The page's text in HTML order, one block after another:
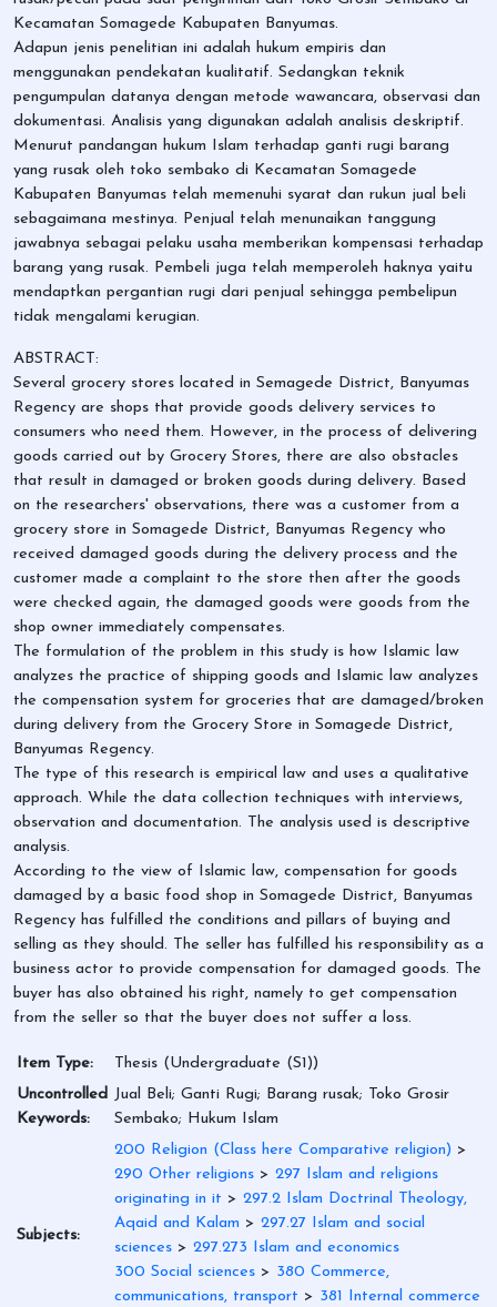
Kecamatan Somagede Kabupaten Banyumas.
Adapun jenis penelitian ini adalah hukum empiris dan
menggunakan pendekatan kualitatif. Sedangkan teknik
pengumpulan datanya dengan metode wawancara, observasi dan
dokumentasi. Analisis yang digunakan adalah analisis deskriptif.
Menurut pandangan hukum Islam terhadap ganti rugi barang
yang rusak oleh toko sembako di Kecamatan Somagede
Kabupaten Banyumas telah memenuhi syarat dan rukun jual beli
sebagaimana mestinya. Penjual telah menunaikan tanggung
jawabnya sebagai pelaku usaha memberikan kompensasi terhadap
barang yang rusak. Pembeli juga telah memperoleh haknya yaitu
mendaptkan pergantian rugi dari penjual sehingga pembelipun
tidak mengalami kerugian.
ABSTRACT:
Several grocery stores located in Semagede District, Banyumas
Regency are shops that provide goods delivery services to
consumers who need them. However, in the process of delivering
goods carried out by Grocery Stores, there are also obstacles
that result in damaged or broken goods during delivery. Based
on the researchers' observations, there was a customer from a
grocery store in Somagede District, Banyumas Regency who
received damaged goods during the delivery process and the
customer made a complaint to the store then after the goods
were checked again, the damaged goods were goods from the
shop owner immediately compensates.
The formulation of the problem in this study is how Islamic law
analyzes the practice of shipping goods and Islamic law analyzes
the compensation system for groceries that are damaged/broken
during delivery from the Grocery Store in Somagede District,
Banyumas Regency.
The type of this research is empirical law and uses a qualitative
approach. While the data collection techniques with interviews,
observation and documentation. The analysis used is descriptive
analysis.
According to the view of Islamic law, compensation for goods
damaged by a basic food shop in Somagede District, Banyumas
Regency has fulfilled the conditions and pillars of buying and
selling as they should. The seller has fulfilled his responsibility as a
business actor to provide compensation for damaged goods. The
buyer has also obtained his right, namely to get compensation
from the seller so that the buyer does not suffer a loss.
Item Type:
Thesis (Undergraduate (S1))
Uncontrolled
Keywords:
Jual Beli; Ganti Rugi; Barang rusak; Toko Grosir
Sembako; Hukum Islam
Subjects:
200 Religion (Class here Comparative religion) >
290 Other religions > 297 Islam and religions
originating in it > 297.2 Islam Doctrinal Theology,
Aqaid and Kalam > 297.27 Islam and social
sciences > 297.273 Islam and economics
300 Social sciences > 380 Commerce,
communications, transport > 381 Internal commerce